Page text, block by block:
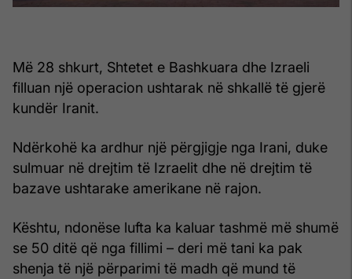
Më 28 shkurt, Shtetet e Bashkuara dhe Izraeli
filluan një operacion ushtarak në shkallë të gjerë
kundër Iranit.
Ndërkohë ka ardhur një përgjigje nga Irani, duke
sulmuar në drejtim të Izraelit dhe në drejtim të
bazave ushtarake amerikane në rajon.
Kështu, ndonëse lufta ka kaluar tashmë më shumë
se 50 ditë që nga fillimi – deri më tani ka pak
shenja të një përparimi të madh që mund të